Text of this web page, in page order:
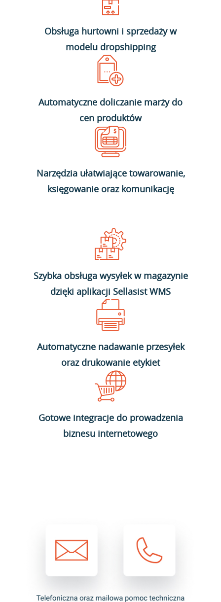
Obsługa hurtowni i sprzedaży w
modelu dropshipping
Automatyczne doliczanie marży do
cen produktów
Narzędzia ułatwiające towarowanie,
księgowanie oraz komunikację
Szybka obsługa wysyłek w magazynie
dzięki aplikacji Sellasist WMS
Automatyczne nadawanie przesyłek
oraz drukowanie etykiet
Gotowe integracje do prowadzenia
biznesu internetowego